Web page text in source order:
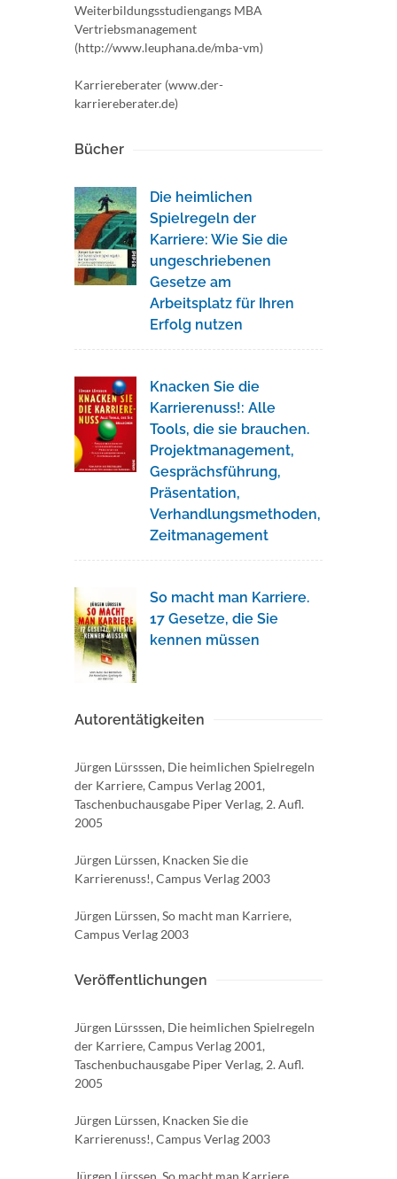
Weiterbildungsstudiengangs MBA
Vertriebsmanagement
(http://www.leuphana.de/mba-vm)
Karriereberater (www.der-
karriereberater.de)
Bücher
Die heimlichen
Spielregeln der
Karriere: Wie Sie die
ungeschriebenen
Gesetze am
Arbeitsplatz für Ihren
Erfolg nutzen
Knacken Sie die
Karrierenuss!: Alle
Tools, die sie brauchen.
Projektmanagement,
Gesprächsführung,
Präsentation,
Verhandlungsmethoden,
Zeitmanagement
So macht man Karriere.
17 Gesetze, die Sie
kennen müssen
Autorentätigkeiten
Jürgen Lürsssen, Die heimlichen Spielregeln
der Karriere, Campus Verlag 2001,
Taschenbuchausgabe Piper Verlag, 2. Aufl.
2005
Jürgen Lürssen, Knacken Sie die
Karrierenuss!, Campus Verlag 2003
Jürgen Lürssen, So macht man Karriere,
Campus Verlag 2003
Veröffentlichungen
Jürgen Lürsssen, Die heimlichen Spielregeln
der Karriere, Campus Verlag 2001,
Taschenbuchausgabe Piper Verlag, 2. Aufl.
2005
Jürgen Lürssen, Knacken Sie die
Karrierenuss!, Campus Verlag 2003
Jürgen Lürssen, So macht man Karriere,